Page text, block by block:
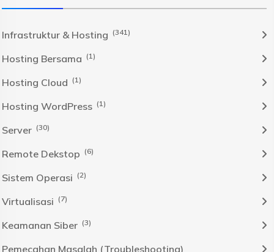
Infrastruktur & Hosting (341)
Hosting Bersama (1)
Hosting Cloud (1)
Hosting WordPress (1)
Server (30)
Remote Dekstop (6)
Sistem Operasi (2)
Virtualisasi (7)
Keamanan Siber (3)
Pemecahan Masalah (Troubleshooting)